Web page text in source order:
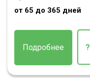
от 65 до 365 дней
Подробнее ?